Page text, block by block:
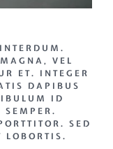
VEL
ET. INTEGER
DAPIBUS
ID
SED
LOBORTIS.